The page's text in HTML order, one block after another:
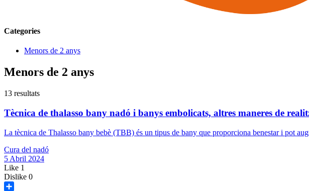
Categories
Menors de 2 anys
Menors de 2 anys
13 resultats
Tècnica de thalasso bany nadó i banys embolicats, altres maneres de
La tècnica de Thalasso bany bebè (TBB) és un tipus de bany que proporciona benestar i pot
Cura del nadó
5 Abril 2024
Like 1
Dislike 0